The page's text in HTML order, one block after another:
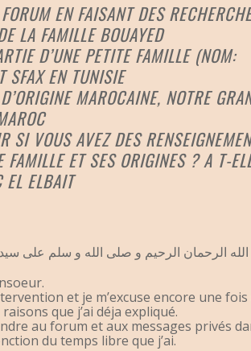
EN FAISANT DES
LA FAMILLE BOUAYED
D’UNE PETITE FAMILLE (NOM:
SFAX EN TUNISIE
MAROCAINE, NOTRE
SI VOUS AVEZ DES
FAMILLE ET SES ORIGINES ? A T-
EL ELBAIT
الرحمان الرحيم و صلى الله و سلم على
et je m’excuse encore une
que j’ai déja expliqué.
au forum et aux messages privés
du temps libre que j’ai.